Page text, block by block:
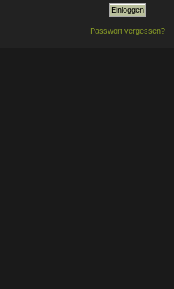
Passwort vergessen?